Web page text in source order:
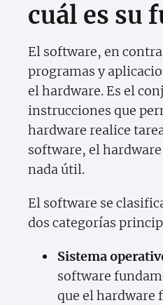
cuál es su
El software, en
programas y
el hardware. Es el
instrucciones que
hardware realice
software, el
nada útil.
El software se
dos categorías
Sistema
software
que el hardware